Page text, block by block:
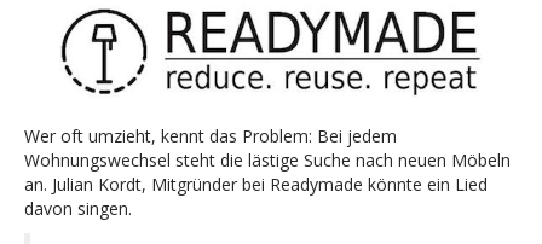
Wer oft umzieht, kennt das Problem: Bei jedem
Wohnungswechsel steht die lästige Suche nach neuen Möbeln
an. Julian Kordt, Mitgründer bei Readymade könnte ein Lied
davon singen.